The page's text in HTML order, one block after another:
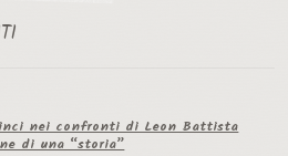
nei confronti di Leon Battista
di una “storia”